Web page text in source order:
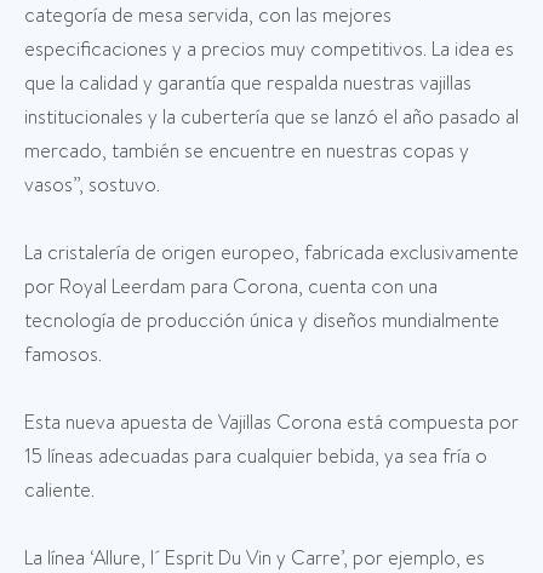
categoría de mesa servida, con las mejores
especificaciones y a precios muy competitivos. La idea es
que la calidad y garantía que respalda nuestras vajillas
institucionales y la cubertería que se lanzó el año pasado al
mercado, también se encuentre en nuestras copas y
vasos”, sostuvo.
La cristalería de origen europeo, fabricada exclusivamente
por Royal Leerdam para Corona, cuenta con una
tecnología de producción única y diseños mundialmente
famosos.
Esta nueva apuesta de Vajillas Corona está compuesta por
15 líneas adecuadas para cualquier bebida, ya sea fría o
caliente.
La línea ‘Allure, l´ Esprit Du Vin y Carre’, por ejemplo, es